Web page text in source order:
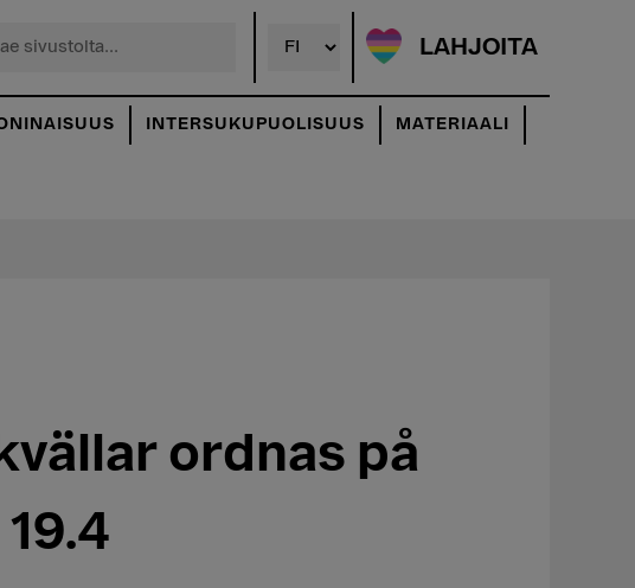
LAHJOITA
INTERSUKUPUOLISUUS MATERIAALI
ordnas på